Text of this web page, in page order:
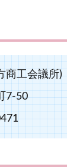
商工会議所)
7-50